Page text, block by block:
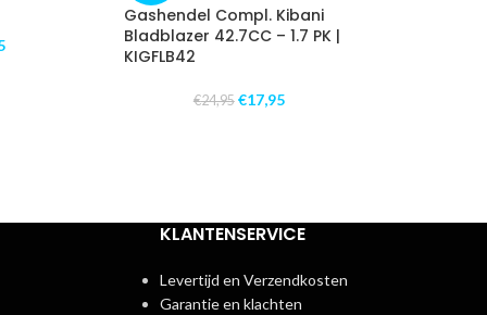
Gashendel Compl. Kibani
Bladblazer 42.7CC – 1.7 PK |
KIGFLB42
€24,95 €17,95
KLANTENSERVICE
Levertijd en Verzendkosten
Garantie en klachten